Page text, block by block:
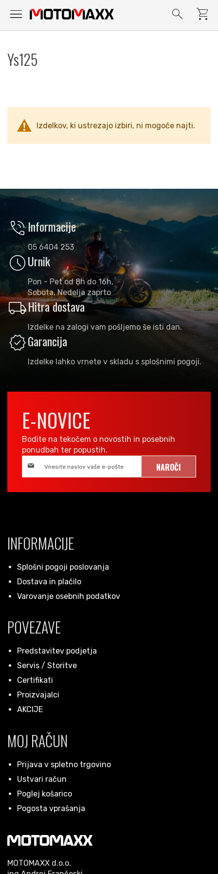
menu search shopping_cart
vsebino
Ys125
Izdelkov, ki ustrezajo izbiri, ni mogoče najti.
phone_in_talkInformacije
05 6404 253
scheduleUrnik
Pon - Pet od 8h do 16h,
Sobota, Nedelja zaprto
local_shippingHitra dostava
Izdelke na zalogi vam pošljemo še isti dan.
verifiedGarancija
Izdelke lahko vrnete v skladu s splošnimi pogoji.
E-NOVICE
Bodite na tekočem o novostih in posebnih
ponudbah ter popustih.
NAROČI
INFORMACIJE
Splošni pogoji poslovanja
Dostava in plačilo
Varovanje osebnih podatkov
POVEZAVE
Predstavitev podjetja
Servis / Storitve
Certifikati
Proizvajalci
AKCIJE
MOJ RAČUN
Prijava v spletno trgovino
Ustvari račun
Poglej košarico
Pogosta vprašanja
MOTOMAXX d.o.o.